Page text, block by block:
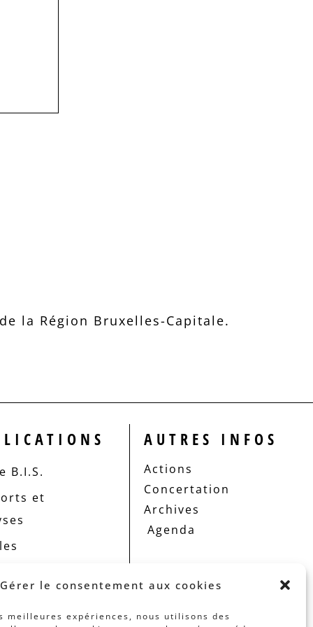
Gérer le consentement aux cookies
meilleures expériences, nous utilisons des
la Région Bruxelles-Capitale.
B.I.S.
et
AUTRES INFOS
Actions
Concertation
Archives
Agenda